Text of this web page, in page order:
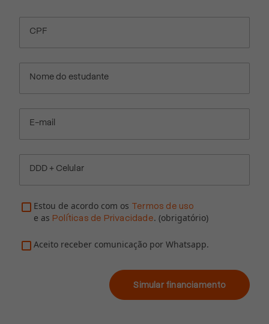
CPF
Nome do estudante
E-mail
DDD + Celular
Estou de acordo com os Termos de uso
e as Políticas de Privacidade. (obrigatório)
Aceito receber comunicação por Whatsapp.
Simular financiamento